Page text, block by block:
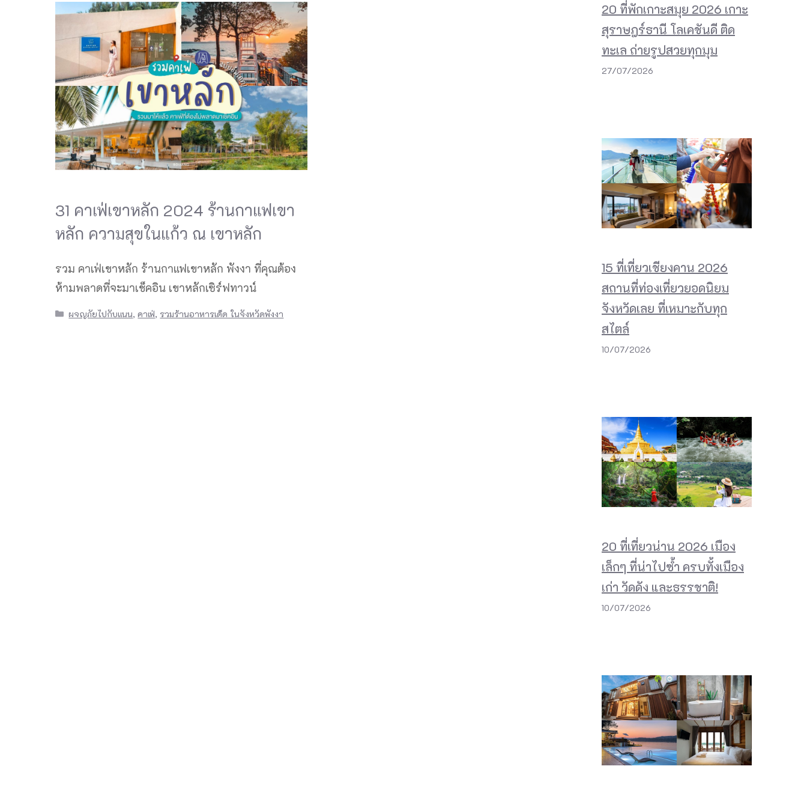
31 คาเฟ่เขาหลัก 2024 ร้านกาแฟเขา
หลัก ความสุขในแก้ว ณ เขาหลัก
รวม คาเฟ่เขาหลัก ร้านกาแฟเขาหลัก พังงา ที่คุณต้อง
ห้ามพลาดที่จะมาเช็คอิน เขาหลักเซิร์ฟทาวน์
Categories
ผจญภัยไปกับแนน,คาเฟ่, รวมร้านอาหารเด็ด ในจังหวัดพังงา
20 ที่พักเกาะสมุย 2026 เกาะ
สุราษฎร์ธานี โลเคชันดี ติด
ทะเล ถ่ายรูปสวยทุกมุม
27/07/2026
15 ที่เที่ยวเชียงคาน 2026
สถานที่ท่องเที่ยวยอดนิยม
จังหวัดเลย ที่เหมาะกับทุก
สไตล์
10/07/2026
20 ที่เที่ยวน่าน 2026 เมือง
เล็กๆ ที่น่าไปซ้ำ ครบทั้งเมือง
เก่า วัดดัง และธรรชาติ!
10/07/2026